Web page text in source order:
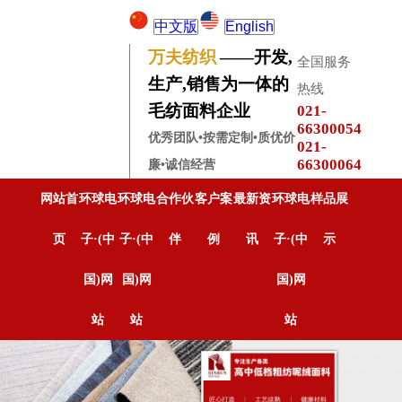
中文版 English
万夫纺织 ——开发,
生产,销售为一体的
毛纺面料企业
优秀团队•按需定制•质优价
廉•诚信经营
全国服务
热线
021-
66300054
021-
66300064
网站首
页
环球电
子·(中
国)网
站
环球电
子·(中
国)网
站
合作伙
伴
客户案
例
最新资
讯
环球电
子·(中
国)网
站
样品展
示